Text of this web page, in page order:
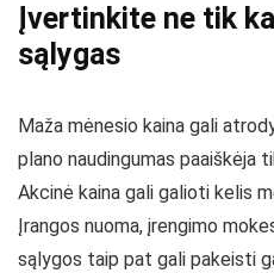
Įvertinkite ne tik
sąlygas
Maža mėnesio kaina gali
plano naudingumas paaiškėja
Akcinė kaina gali galioti kelis
Įrangos nuoma, įrengimo
sąlygos taip pat gali pakeisti